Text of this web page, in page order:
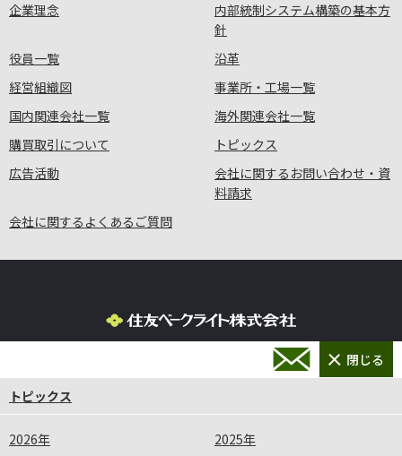
トピックス
2026年 2025年
企業理念
内部統制システム構築の基本方
針
役員一覧
沿革
経営組織図
事業所・工場一覧
国内関連会社一覧
海外関連会社一覧
購買取引について
トピックス
広告活動
会社に関するお問い合わせ・資
料請求
会社に関するよくあるご質問
プライバシーポリシー サイトポリシー サイトマップ
よくあるご質問 お問い合わせ・資料請求